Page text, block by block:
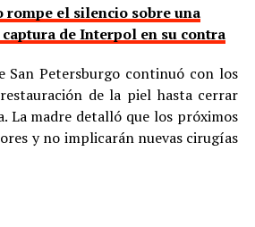
rompe el silencio sobre una
de Interpol en su contra
San Petersburgo continuó con los
de la piel hasta cerrar
La madre detalló que los próximos
y no implicarán nuevas cirugías